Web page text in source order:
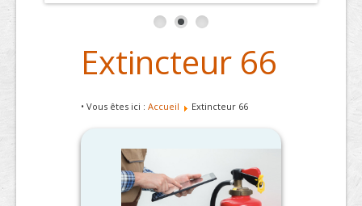
Extincteur 66
• Vous êtes ici : Accueil Extincteur 66